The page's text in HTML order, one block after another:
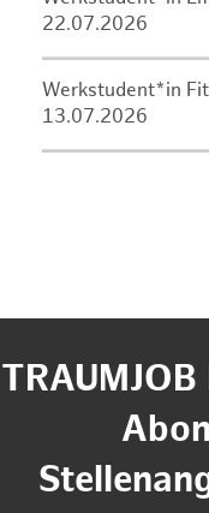
22.07.2026
Werkstudent*in
13.07.2026
TRAUMJOB